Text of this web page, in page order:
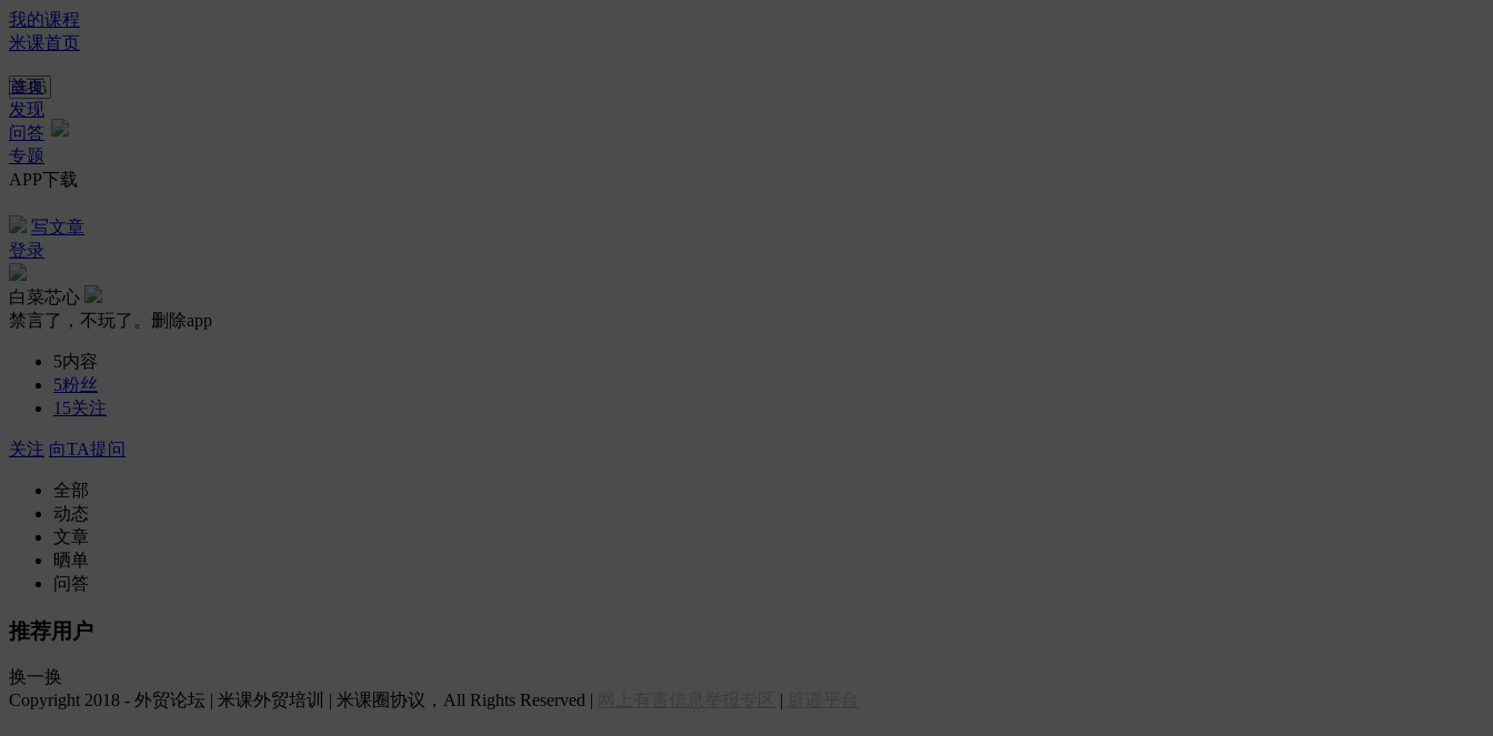
我的课程
米课首页
首页
发现
问答
专题
APP下载
写文章
登录
白菜芯心
禁言了，不玩了。删除app
5内容
5粉丝
15关注
关注 向TA提问
全部
动态
文章
晒单
问答
推荐用户
换一换
Copyright 2018 - 外贸论坛 | 米课外贸培训 | 米课圈协议，All Rights Reserved |
|